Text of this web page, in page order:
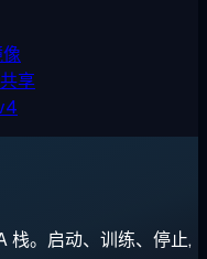
享
栈。启动、训练、停止,